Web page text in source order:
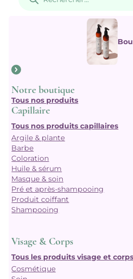
produits
Notre boutique
Tous nos produits
Capillaire
Tous nos produits capillaires
Argile & plante
Barbe
Coloration
Huile & sérum
Masque & soin
Pré et après-shampooing
Produit coiffant
Shampooing
Visage & Corps
Tous les produits visage et corps
Cosmétique